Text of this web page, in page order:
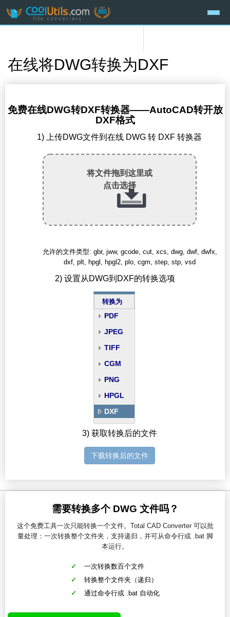
在线将DWG转换为DXF
免费在线DWG转DXF转换器——AutoCAD转开放
DXF格式
1) 上传DWG文件到在线 DWG 转 DXF 转换器
将文件拖到这里或
点击选择
允许的文件类型: gbr, jww, gcode, cut, xcs, dwg, dwf, dwfx,
dxf, plt, hpgl, hpgl2, plo, cgm, step, stp, vsd
2) 设置从DWG到DXF的转换选项
转换为
PDF
JPEG
TIFF
CGM
PNG
HPGL
DXF
3) 获取转换后的文件
下载转换后的文件
需要转换多个 DWG 文件吗？
这个免费工具一次只能转换一个文件。Total CAD Converter 可以批
量处理：一次转换整个文件夹，支持递归，并可从命令行或 .bat 脚
本运行。
一次转换数百个文件
转换整个文件夹（递归）
通过命令行或 .bat 自动化